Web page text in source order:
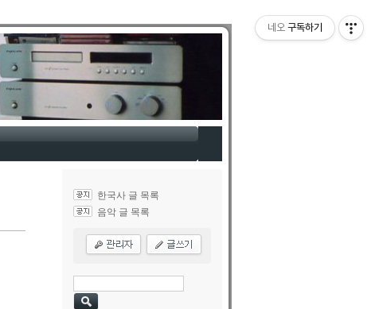
한국사 글 목록
음악 글 목록
네오 구독하기